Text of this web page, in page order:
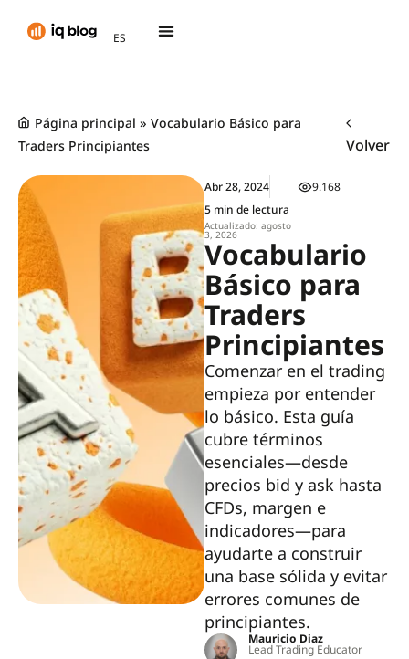
ES
TH
Página principal » Vocabulario Básico para
Traders Principiantes
Volver
Abr 28, 2024
5 min de lectura
Actualizado: agosto
3, 2026
9.168
Vocabulario
Básico para
Traders
Principiantes
Comenzar en el trading
empieza por entender
lo básico. Esta guía
cubre términos
esenciales—desde
precios bid y ask hasta
CFDs, margen e
indicadores—para
ayudarte a construir
una base sólida y evitar
errores comunes de
principiantes.
Mauricio Diaz
Lead Trading Educator